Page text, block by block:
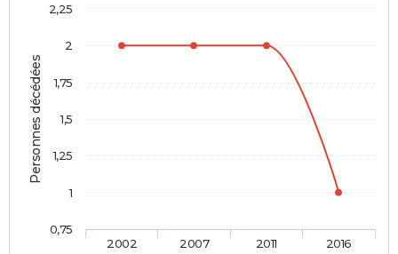
Personnes décédées
2002 2007 2011 2016
0,75
1
1,25
1,5
1,75
2
2,25